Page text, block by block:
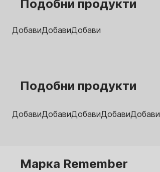
Подобни продукти
ДобавиДобавиДобави
Подобни продукти
ДобавиДобавиДобавиДобавиДобави
Марка Remember